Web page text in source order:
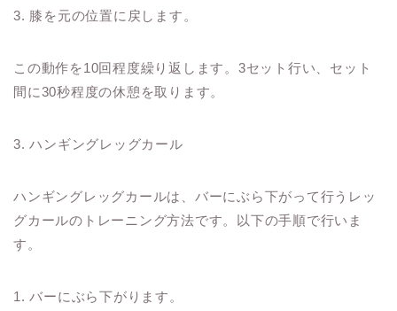
3. 膝を元の位置に戻します。
この動作を10回程度繰り返します。3セット行い、セット
間に30秒程度の休憩を取ります。
3. ハンギングレッグカール
ハンギングレッグカールは、バーにぶら下がって行うレッ
グカールのトレーニング方法です。以下の手順で行いま
す。
1. バーにぶら下がります。